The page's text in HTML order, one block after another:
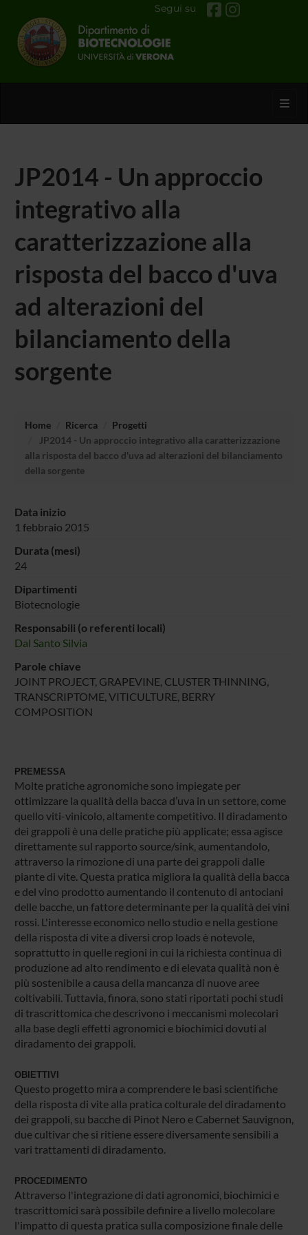
Segui su
JP2014 - Un approccio
integrativo alla
caratterizzazione alla
risposta del bacco d'uva
ad alterazioni del
bilanciamento della
sorgente
Home Ricerca
Progetti
JP2014 - Un approccio integrativo alla caratterizzazione
alla risposta del bacco d'uva ad alterazioni del bilanciamento
della sorgente
Data inizio
1 febbraio 2015
Durata (mesi)
24
Dipartimenti
Biotecnologie
Responsabili (o referenti locali)
Dal Santo Silvia
Parole chiave
JOINT PROJECT, GRAPEVINE, CLUSTER THINNING,
TRANSCRIPTOME, VITICULTURE, BERRY
COMPOSITION
PREMESSA
Molte pratiche agronomiche sono impiegate per
ottimizzare la qualità della bacca d’uva in un settore, come
quello viti-vinicolo, altamente competitivo. Il diradamento
dei grappoli è una delle pratiche più applicate; essa agisce
direttamente sul rapporto source/sink, aumentandolo,
attraverso la rimozione di una parte dei grappoli dalle
piante di vite. Questa pratica migliora la qualità della bacca
e del vino prodotto aumentando il contenuto di antociani
delle bacche, un fattore determinante per la qualità dei vini
rossi. L'interesse economico nello studio e nella gestione
della risposta di vite a diversi crop loads è notevole,
soprattutto in quelle regioni in cui la richiesta continua di
produzione ad alto rendimento e di elevata qualità non è
più sostenibile a causa della mancanza di nuove aree
coltivabili. Tuttavia, finora, sono stati riportati pochi studi
di trascrittomica che descrivono i meccanismi molecolari
alla base degli effetti agronomici e biochimici dovuti al
diradamento dei grappoli.
OBIETTIVI
Questo progetto mira a comprendere le basi scientifiche
della risposta di vite alla pratica colturale del diradamento
dei grappoli, su bacche di Pinot Nero e Cabernet Sauvignon,
due cultivar che si ritiene essere diversamente sensibili a
vari trattamenti di diradamento.
PROCEDIMENTO
Attraverso l'integrazione di dati agronomici, biochimici e
trascrittomici sarà possibile definire a livello molecolare
l'impatto di questa pratica sulla composizione finale delle